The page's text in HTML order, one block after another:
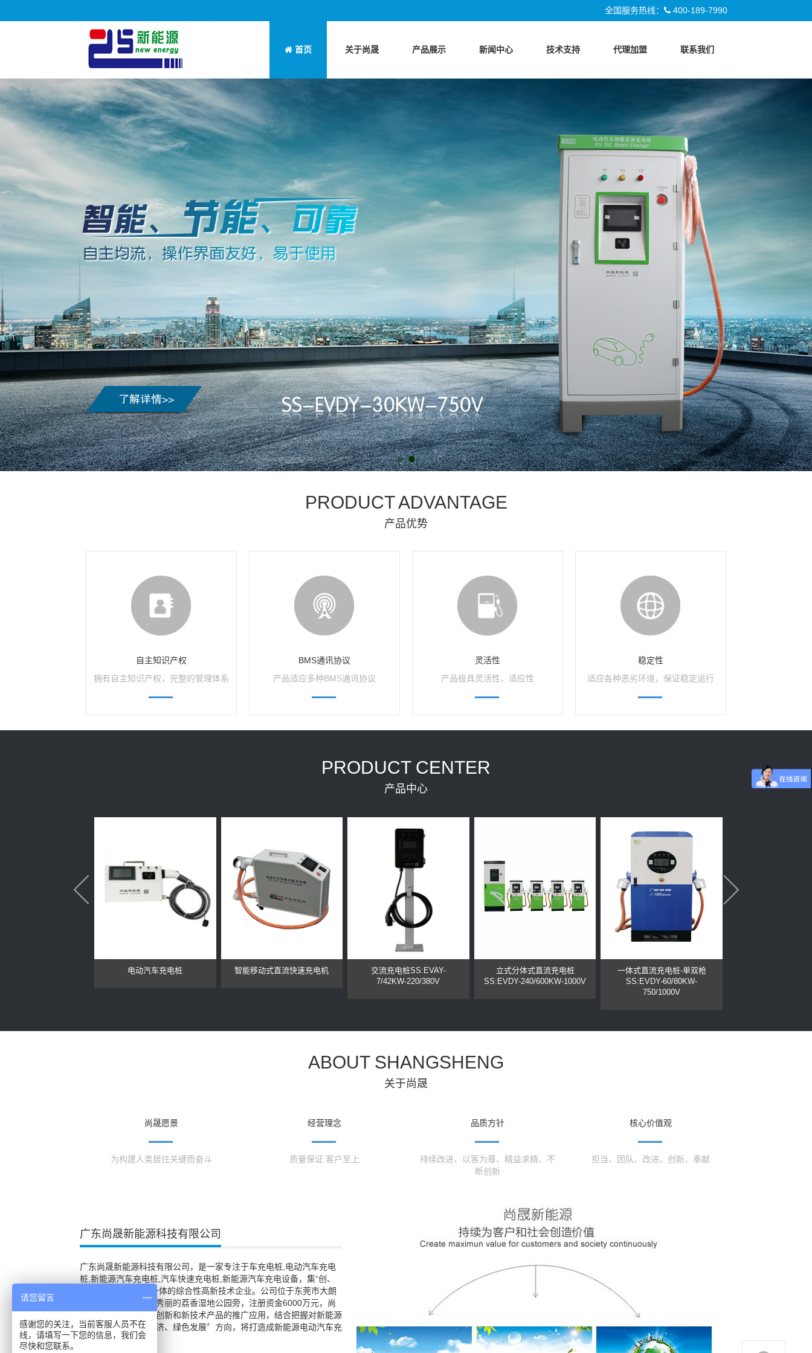
全国服务热线： 400-189-7990
首页 关于尚晟 产品展示 新闻中心 技术支持 代理加盟 联系我们
PRODUCT ADVANTAGE
产品优势
自主知识产权
拥有自主知识产权，完整的管理体系
BMS通讯协议
产品适应多种BMS通讯协议
灵活性
产品极具灵活性、适应性
稳定性
适应各种恶劣环境，保证稳定运行
PRODUCT CENTER
产品中心
电动汽车充电桩 智能移动式直流快速充电机
交流充电桩SS:EVAY-
7/42KW-220/380V
立式分体式直流充电桩
SS:EVDY-240/600KW-1000V
一体式直流充电桩-单双枪
SS:EVDY-60/80KW-
750/1000V
ABOUT SHANGSHENG
关于尚晟
尚晟愿景
为构建人类居住关键而奋斗
经营理念
质量保证 客户至上
品质方针
持续改进、以客为尊、精益求精、不
断创新
核心价值观
担当、团队、改进、创新、奉献
广东尚晟新能源科技有限公司
广东尚晟新能源科技有限公司，是一家专注于车充电桩,电动汽车充电
桩,新能源汽车充电桩,汽车快速充电桩,新能源汽车充电设备，集“创、
研、产、售、服”于一体的综合性高新技术企业。公司位于东莞市大朗
富民工业园区，风景秀丽的荔香湿地公园旁，注册资金6000万元，尚
晟公司不断通过技术创新和新技术产品的推广应用，结合把握对新能源
产业的重视〝低碳经济、绿色发展〞方向，将打造成新能源电动汽车充
电设备行业的企业。
请您留言
感谢您的关注，当前客服人员不在
线，请填写一下您的信息，我们会
尽快和您联系。